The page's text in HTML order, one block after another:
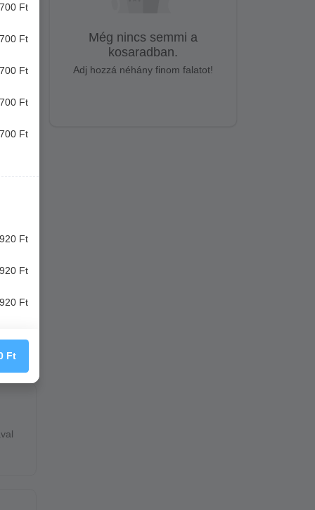
Még nincs semmi a
kosaradban.
Adj hozzá néhány finom falatot!
Ft
Ft
Ft
Ft
Ft
Ft
Ft
Ft
Ft